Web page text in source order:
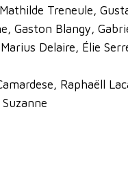
Treneule,
Gaston Blangy,
Delaire, Élie
Raphaëll